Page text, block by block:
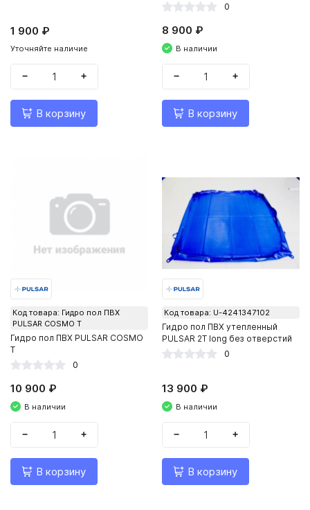
1 900 ₽
Уточняйте наличие
− +
В корзину
0
8 900 ₽
В наличии
− +
В корзину
Код товара: Гидро пол ПВХ
PULSAR COSMO Т
Гидро пол ПВХ PULSAR COSMO
Т
0
10 900 ₽
В наличии
− +
В корзину
Код товара: U-4241347102
Гидро пол ПВХ утепленный
PULSAR 2Т long без отверстий
0
13 900 ₽
В наличии
− +
В корзину